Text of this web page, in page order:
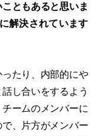
ともあると思いま
解決されています
たり、内部的にや
し合いをするよう
ームのメンバーに
、片方がメンバー